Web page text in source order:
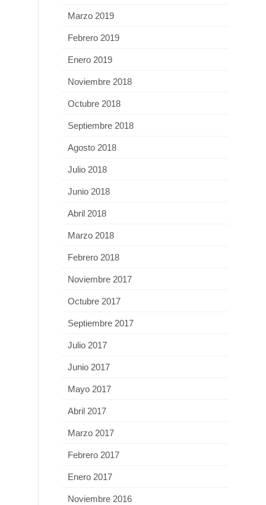
Marzo 2019
Febrero 2019
Enero 2019
Noviembre 2018
Octubre 2018
Septiembre 2018
Agosto 2018
Julio 2018
Junio 2018
Abril 2018
Marzo 2018
Febrero 2018
Noviembre 2017
Octubre 2017
Septiembre 2017
Julio 2017
Junio 2017
Mayo 2017
Abril 2017
Marzo 2017
Febrero 2017
Enero 2017
Noviembre 2016